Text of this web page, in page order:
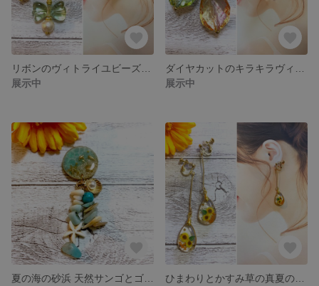
展示中
展示中